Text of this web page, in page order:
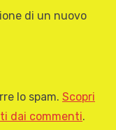
di un nuovo
lo spam. Scopri
dai commenti.